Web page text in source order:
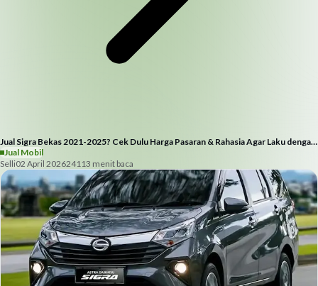
Jual Sigra Bekas 2021-2025? Cek Dulu Harga Pasaran & Rahasia Agar Laku dengan
Harga Tinggi!
Jual Mobil
Selli02 April 202624113 menit baca